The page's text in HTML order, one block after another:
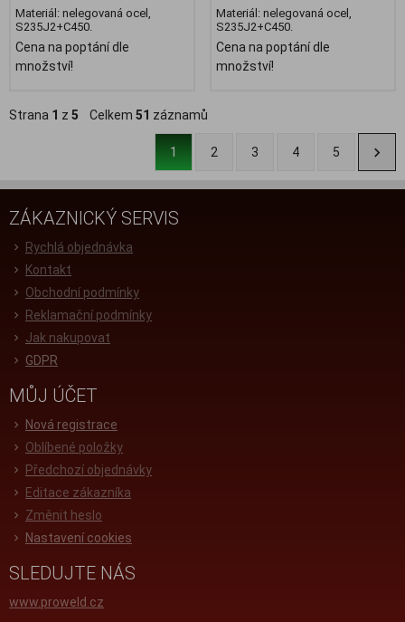
Materiál: nelegovaná ocel,
S235J2+C450.
Cena na poptání dle
množství!
Materiál: nelegovaná ocel,
S235J2+C450.
Cena na poptání dle
množství!
Strana 1 z 5 Celkem 51 záznamů
1 2 3 4 5
ZÁKAZNICKÝ SERVIS
Rychlá objednávka
Kontakt
Obchodní podmínky
Reklamační podmínky
Jak nakupovat
GDPR
MŮJ ÚČET
Nová registrace
Oblíbené položky
Předchozí objednávky
Editace zákazníka
Změnit heslo
Nastavení cookies
SLEDUJTE NÁS
www.proweld.cz